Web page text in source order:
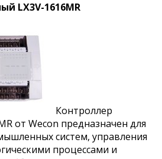
LX3V-1616MR
Контроллер
от Wecon предназначен для
систем, управления
процессами и